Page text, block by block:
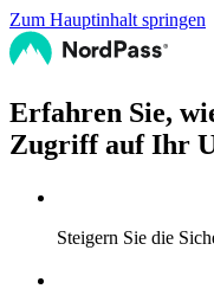
Zum Hauptinhalt springen
Erfahren Sie,
Zugriff auf Ihr
Steigern Sie die